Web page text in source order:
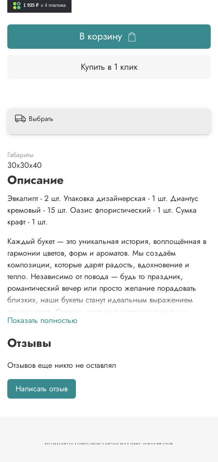
1 935 ₽ x 4 платежа
В корзину
Купить в 1 клик
Выбрать
Габариты
30x30x40
Описание
Эвкалипт - 2 шт. Упаковка дизайнерская - 1 шт. Диантус
кремовый - 15 шт. Оазис флористический - 1 шт. Сумка
крафт - 1 шт.
Каждый букет — это уникальная история, воплощённая в
гармонии цветов, форм и ароматов. Мы создаём
композиции, которые дарят радость, вдохновение и
тепло. Независимо от повода — будь то праздник,
романтический вечер или просто желание порадовать
близких, наши букеты станут идеальным выражением
ваших чувств. Свежие, стильные и продуманные до
мелочей, они подчеркнут вашу индивидуальность и
вашем заказе вы найдете не только этот неповторимый
особую нотку тепла, инструкцию по заботе о цветах, чтобы
сохранить их свежесть, и даже подкормку для цветов,
чтобы они долго радовали вас своей красотой.
Показать полностью
Отзывы
Отзывов еще никто не оставлял
Написать отзыв
ДОСТАВКА ЦВЕТОВ В САМАРЕ | ЗАКАЗАТЬ ЦВЕТЫ НА ДОМ В САМАРЕ - JULES FLOWER ATELIER